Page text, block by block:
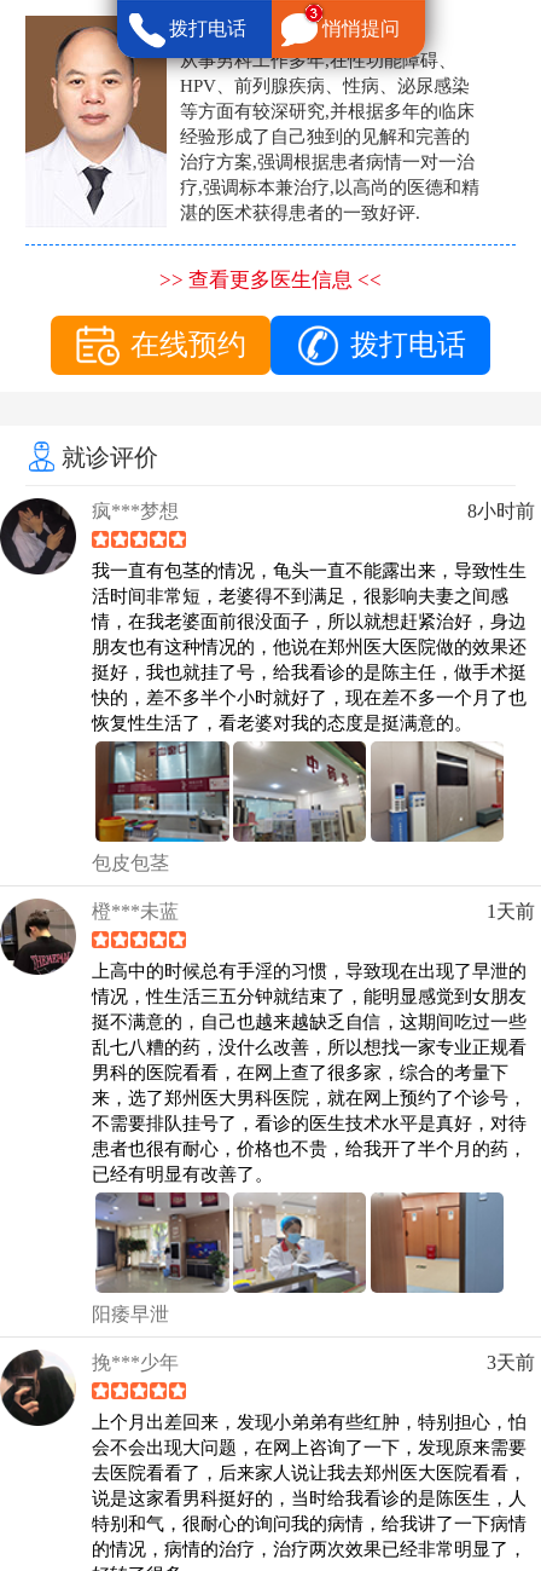
张营富
男科主任
从事男科工作多年,在性功能障碍、
HPV、前列腺疾病、性病、泌尿感染
等方面有较深研究,并根据多年的临床
经验形成了自己独到的见解和完善的
治疗方案,强调根据患者病情一对一治
疗,强调标本兼治疗,以高尚的医德和精
湛的医术获得患者的一致好评.
>> 查看更多医生信息 <<
在线预约 拨打电话
就诊评价
疯***梦想 8小时前
我一直有包茎的情况，龟头一直不能露出来，导致性生
活时间非常短，老婆得不到满足，很影响夫妻之间感
情，在我老婆面前很没面子，所以就想赶紧治好，身边
朋友也有这种情况的，他说在郑州医大医院做的效果还
挺好，我也就挂了号，给我看诊的是陈主任，做手术挺
快的，差不多半个小时就好了，现在差不多一个月了也
恢复性生活了，看老婆对我的态度是挺满意的。
包皮包茎
橙***未蓝 1天前
上高中的时候总有手淫的习惯，导致现在出现了早泄的
情况，性生活三五分钟就结束了，能明显感觉到女朋友
挺不满意的，自己也越来越缺乏自信，这期间吃过一些
乱七八糟的药，没什么改善，所以想找一家专业正规看
男科的医院看看，在网上查了很多家，综合的考量下
来，选了郑州医大男科医院，就在网上预约了个诊号，
不需要排队挂号了，看诊的医生技术水平是真好，对待
患者也很有耐心，价格也不贵，给我开了半个月的药，
已经有明显有改善了。
阳痿早泄
挽***少年 3天前
上个月出差回来，发现小弟弟有些红肿，特别担心，怕
会不会出现大问题，在网上咨询了一下，发现原来需要
去医院看看了，后来家人说让我去郑州医大医院看看，
说是这家看男科挺好的，当时给我看诊的是陈医生，人
特别和气，很耐心的询问我的病情，给我讲了一下病情
的情况，病情的治疗，治疗两次效果已经非常明显了，
拨打电话 悄悄提问